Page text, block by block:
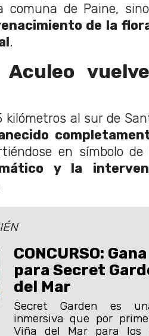
comuna de Paine,
de la
.
Aculeo
kilómetros al sur de
en símbolo
y la
CONCURSO:
para Secret
del Mar
Secret Garden es
inmersiva que por
Viña del Mar para los